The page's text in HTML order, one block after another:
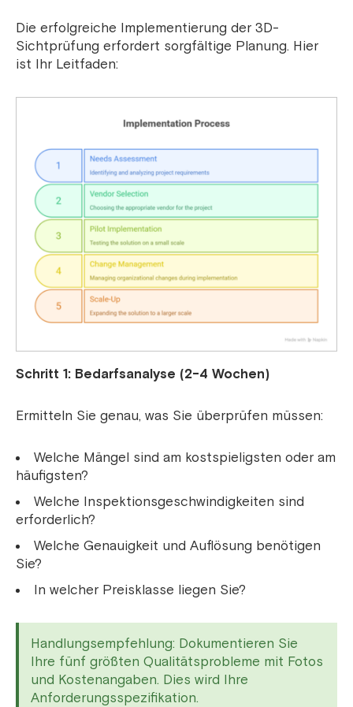
Die erfolgreiche Implementierung der 3D-
Sichtprüfung erfordert sorgfältige Planung. Hier
ist Ihr Leitfaden:
Schritt 1: Bedarfsanalyse (2-4 Wochen)
Ermitteln Sie genau, was Sie überprüfen müssen:
Welche Mängel sind am kostspieligsten oder am
häufigsten?
Welche Inspektionsgeschwindigkeiten sind
erforderlich?
Welche Genauigkeit und Auflösung benötigen
Sie?
In welcher Preisklasse liegen Sie?
Handlungsempfehlung: Dokumentieren Sie
Ihre fünf größten Qualitätsprobleme mit Fotos
und Kostenangaben. Dies wird Ihre
Anforderungsspezifikation.